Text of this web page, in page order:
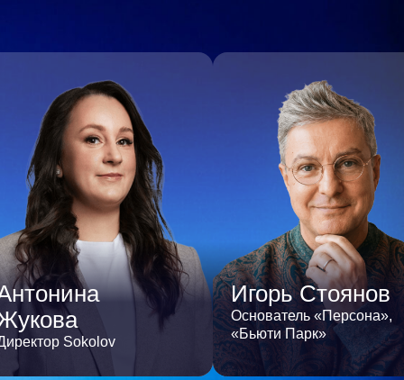
Sokolov
Игорь Стоянов
Основатель «Персона»,
«Бьюти Парк»